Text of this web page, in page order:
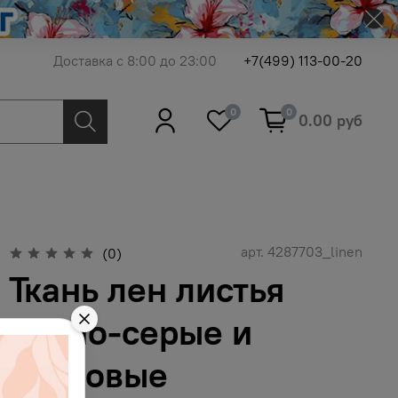
Доставка с 8:00 до 23:00 +7(499) 113-00-20
0 0 0.00 руб
(0) арт. 4287703_linen
Ткань лен листья
тёмно-серые и
пудровые